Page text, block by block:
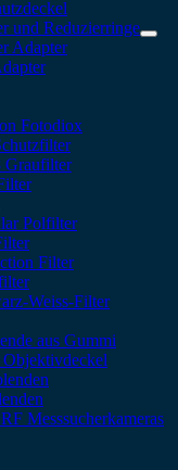
und Reduzierringe
Adapter
Fotodiox
Graufilter
Polfilter
Filter
Weiss-Filter
aus Gummi
Messsucherkameras